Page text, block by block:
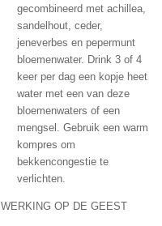
gecombineerd met achillea,
sandelhout, ceder,
jeneverbes en pepermunt
bloemenwater. Drink 3 of 4
keer per dag een kopje heet
water met een van deze
bloemenwaters of een
mengsel. Gebruik een warm
kompres om
bekkencongestie te
verlichten.
WERKING OP DE GEEST